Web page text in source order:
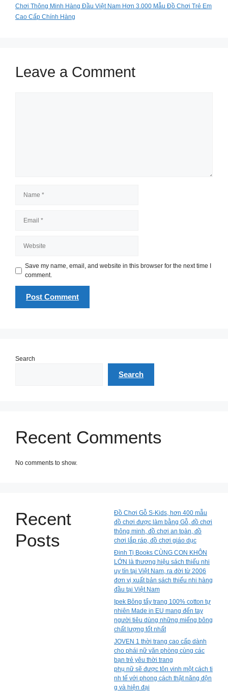
Chơi Thông Minh Hàng Đầu Việt Nam Hơn 3.000 Mẫu Đồ Chơi Trẻ Em
Cao Cấp Chính Hàng
Leave a Comment
Save my name, email, and website in this browser for the next time I
comment.
Search
Search
Recent Comments
No comments to show.
Recent
Posts
Đồ Chơi Gỗ S-Kids, hơn 400 mẫu
đồ chơi được làm bằng Gỗ, đồ chơi
thông minh, đồ chơi an toàn, đồ
chơi lắp ráp, đồ chơi giáo dục
Đinh Tị Books CÙNG CON KHÔN
LỚN là thương hiệu sách thiếu nhi
uy tín tại Việt Nam, ra đời từ 2006
đơn vị xuất bản sách thiếu nhi hàng
đầu tại Việt Nam
Ipek Bông tẩy trang 100% cotton tự
nhiên Made in EU mang đến tay
người tiêu dùng những miếng bông
chất lượng tốt nhất
JOVEN 1 thời trang cao cấp dành
cho phái nữ văn phòng cùng các
bạn trẻ yêu thời trang
phụ nữ sẽ được tôn vinh một cách ti
nh tế với phong cách thật năng độn
g và hiện đại